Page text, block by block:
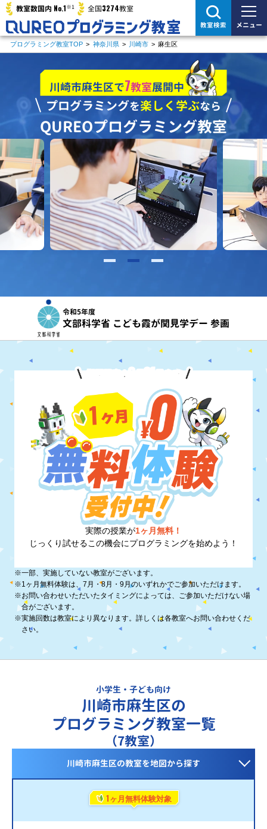
教室数国内 No.1※1 全国3274教室
教室検索 メニュー
プログラミング教室TOP > 神奈川県 > 川崎市 > 麻生区
川崎市麻生区で7教室展開中
プログラミングを楽しく学ぶなら
QUREOプログラミング教室
令和5年度
文部科学省 こども霞が関見学デー 参画
期間限定！8月 31 まで
実際の授業が1ヶ月無料！
じっくり試せるこの機会にプログラミングを始めよう！
※一部、実施していない教室がございます。
※1ヶ月無料体験は、7月・8月・9月のいずれかでご参加いただけます。
※お問い合わせいただいたタイミングによっては、ご参加いただけない場
合がございます。
※実施回数は教室により異なります。詳しくは各教室へお問い合わせくだ
さい。
小学生・子ども向け
川崎市麻生区の
プログラミング教室一覧
（7教室）
川崎市麻生区の教室を地図から探す
1 ヶ月無料体験対象